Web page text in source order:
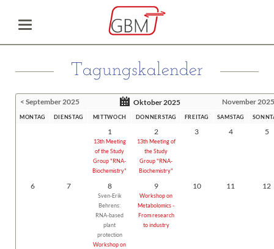
Tagungskalender
< September 2025 Oktober 2025 November
MONTAG DIENSTAG MITTWOCH DONNERSTAG FREITAG SAMSTAG
1
13th Meeting
of the Study
Group "RNA-
Biochemistry"
2
13th Meeting of
the Study
Group "RNA-
Biochemistry"
3 4 5
6 7 8
Sven-Erik
Behrens:
RNA-based
plant
protection
Workshop on
9
Workshop on
Metabolomics -
From research
to industry
10 11 12